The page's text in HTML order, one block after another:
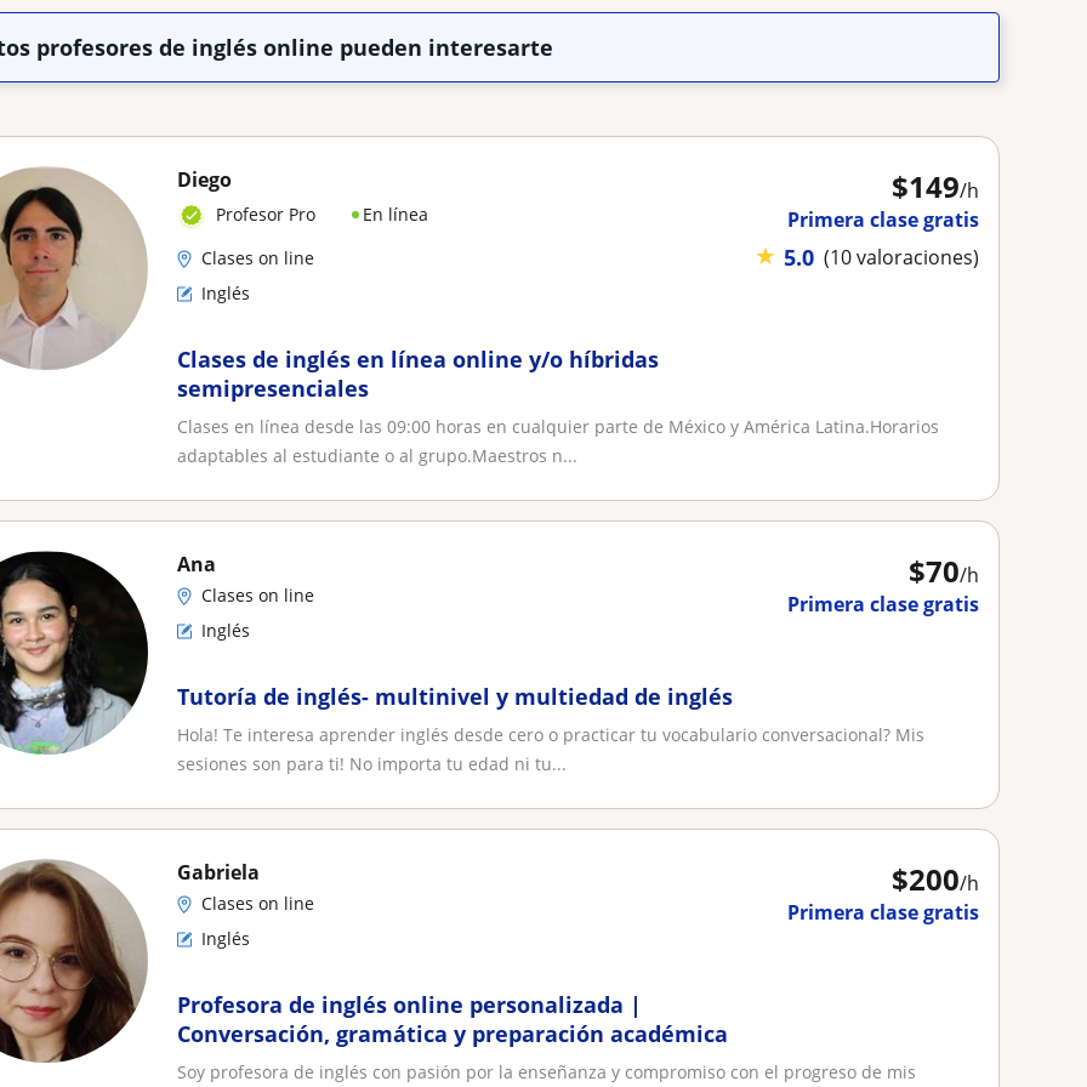
profesores de inglés online pueden interesarte
$149/h
Primera clase gratis
★ 5.0 (10 valoraciones)
Diego
Profesor Pro
En línea
Clases on line
Inglés
Clases de inglés en línea online y/o híbridas
semipresenciales
Clases en línea desde las 09:00 horas en cualquier parte de México y América Latina.Horarios
adaptables al estudiante o al grupo.Maestros n...
$70/h
Primera clase gratis
Ana
Clases on line
Inglés
Tutoría de inglés- multinivel y multiedad de inglés
Hola! Te interesa aprender inglés desde cero o practicar tu vocabulario conversacional? Mis
sesiones son para ti! No importa tu edad ni tu...
$200/h
Primera clase gratis
Gabriela
Clases on line
Inglés
Profesora de inglés online personalizada |
Conversación, gramática y preparación académica
Soy profesora de inglés con pasión por la enseñanza y compromiso con el progreso de mis